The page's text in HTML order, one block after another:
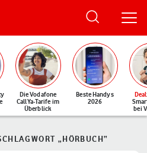
Die Vodafone
CallYa-Tarife im
Überblick
Beste Handys
2026
Deal
bei
„HÖRBUCH“